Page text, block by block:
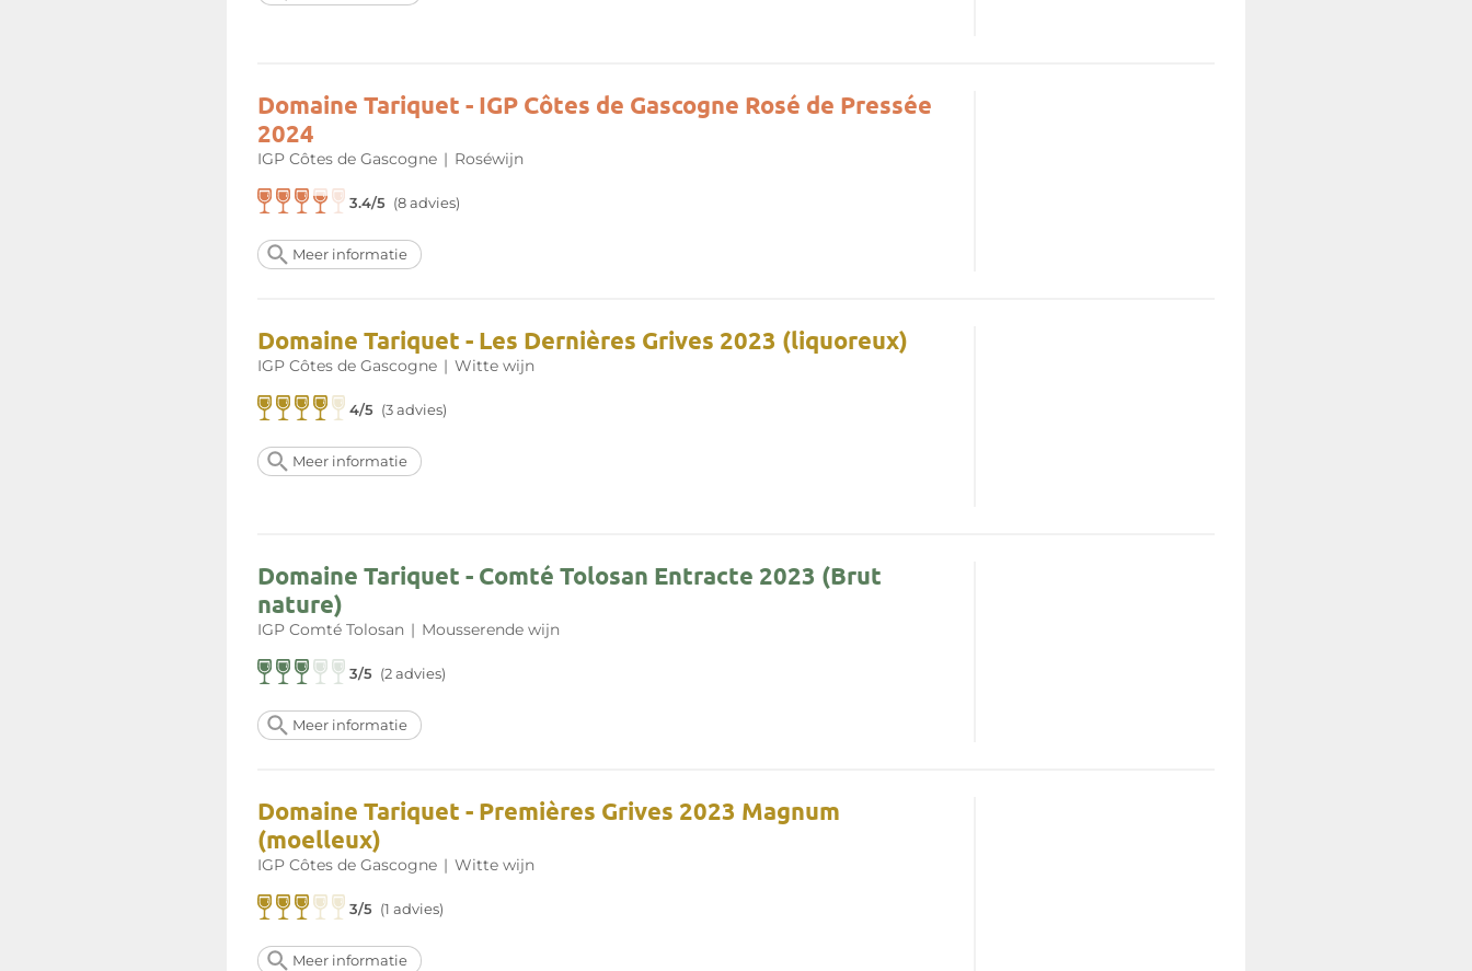
Domaine Tariquet - IGP Côtes de Gascogne Rosé de Pressée
2024
IGP Côtes de Gascogne | Roséwijn
3.4/5 (8 advies)
Meer informatie
Domaine Tariquet - Les Dernières Grives 2023 (liquoreux)
IGP Côtes de Gascogne | Witte wijn
4/5 (3 advies)
Meer informatie
Domaine Tariquet - Comté Tolosan Entracte 2023 (Brut
nature)
IGP Comté Tolosan | Mousserende wijn
3/5 (2 advies)
Meer informatie
Domaine Tariquet - Premières Grives 2023 Magnum
(moelleux)
IGP Côtes de Gascogne | Witte wijn
3/5 (1 advies)
Meer informatie